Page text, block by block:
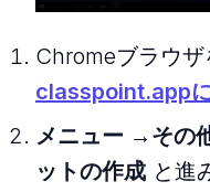
Chromeブラウザ
classpoint.app
メニュー → その
ットの作成 と進